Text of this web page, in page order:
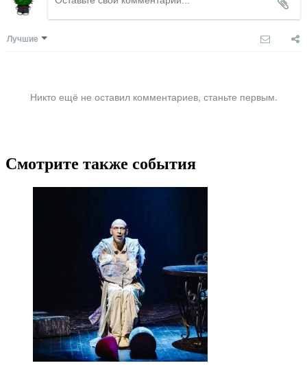
Лучшие
Никто ещё не оставил комментариев, станьте первым.
Смотрите также события